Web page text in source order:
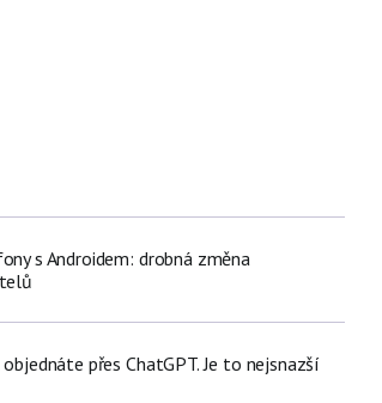
s Androidem: drobná změna
přes ChatGPT. Je to nejsnazší